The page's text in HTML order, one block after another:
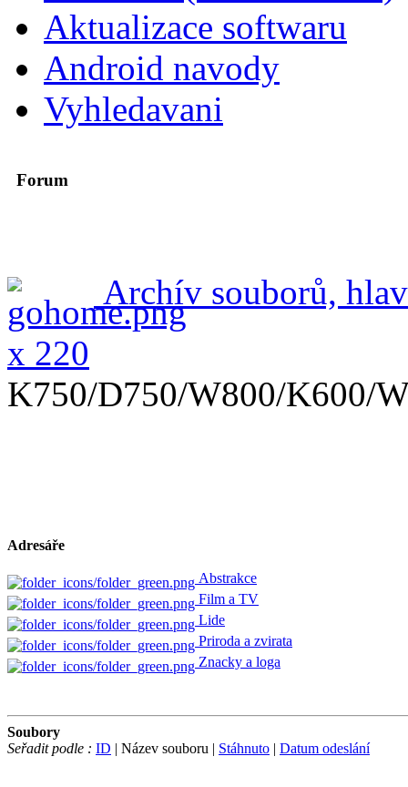
Aktualizace softwaru
Android navody
Vyhledavani
Forum
Archív souborů,
x 220
K750/D750/W800/K600/
Adresáře
Abstrakce
Film a TV
Lide
Priroda a zvirata
Znacky a loga
Soubory
Seřadit podle : ID | Název souboru | Stáhnuto | Datum odeslání